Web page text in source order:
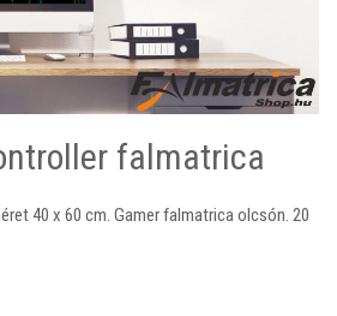
falmatrica
40 x 60 cm. Gamer falmatrica olcsón. 20